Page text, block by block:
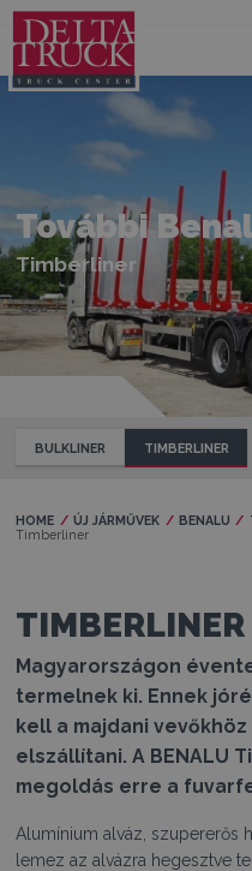
További
Timberliner
BULKLINER TIMBERLINER
HOME ÚJ JÁRMŰVEK BENALU
Current:
Timberliner
TIMBERLINER
Magyarországon
termelnek ki. Ennek
kell a majdani
elszállítani. A BENALU
megoldás erre a
Alumínium alváz, szupererős
lemez az alvázra hegesztve